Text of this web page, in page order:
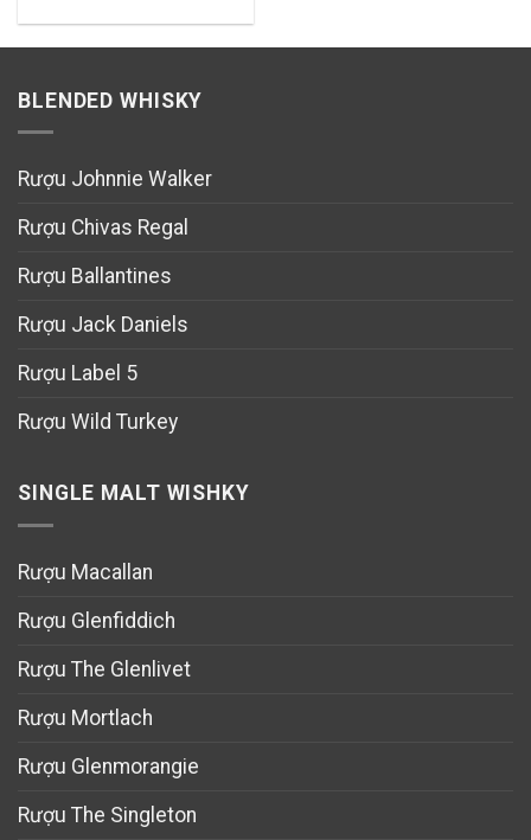
BLENDED WHISKY
Rượu Johnnie Walker
Rượu Chivas Regal
Rượu Ballantines
Rượu Jack Daniels
Rượu Label 5
Rượu Wild Turkey
SINGLE MALT WISHKY
Rượu Macallan
Rượu Glenfiddich
Rượu The Glenlivet
Rượu Mortlach
Rượu Glenmorangie
Rượu The Singleton